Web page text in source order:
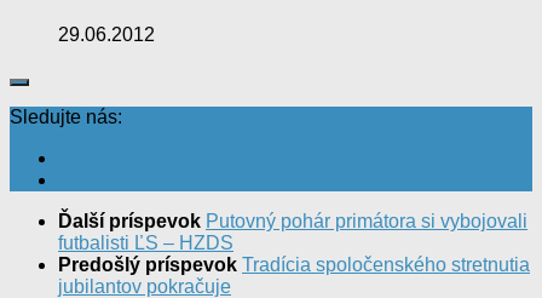
29.06.2012
Sledujte nás:
Ďalší príspevok Putovný pohár primátora si vybojovali
futbalisti ĽS – HZDS
Predošlý príspevok Tradícia spoločenského stretnutia
jubilantov pokračuje